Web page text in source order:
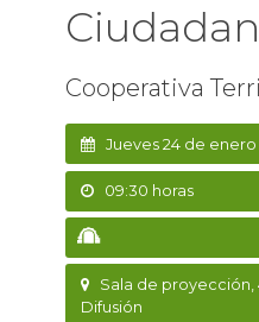
Cooperativa
Jueves 24 de enero
09:30 horas
Sala de proyección,
Difusión